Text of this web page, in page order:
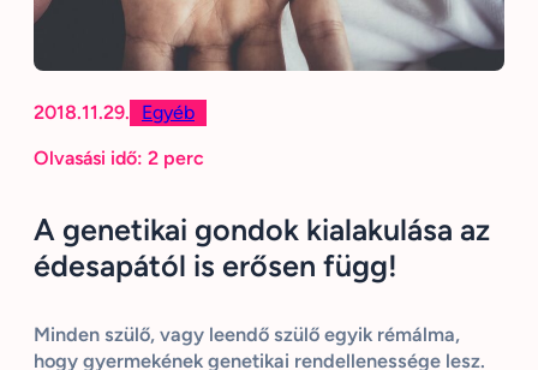
2018.11.29.
Egyéb
Olvasási idő: 2 perc
A genetikai gondok kialakulása az
édesapától is erősen függ!
Minden szülő, vagy leendő szülő egyik rémálma,
hogy gyermekének genetikai rendellenessége lesz.